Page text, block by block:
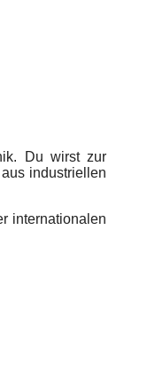
Du wirst zur
industriellen
internationalen